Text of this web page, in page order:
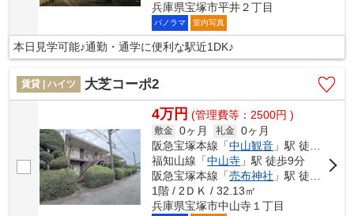
兵庫県宝塚市平井２丁目
パノラマ 室内写真
本日見学可能♪通勤・通学に便利な駅近1DK♪
賃貸 | ハイツ 大芝コーポ2
4万円 (管理費等：2500円 )
敷金 0ヶ月 礼金 0ヶ月
阪急宝塚本線「中山観音 」駅 徒歩2分
福知山線「中山寺 」駅 徒歩9分
阪急宝塚本線「売布神社 」駅 徒歩14分
1階 / 2ＤＫ / 32.13㎡
兵庫県宝塚市中山寺１丁目